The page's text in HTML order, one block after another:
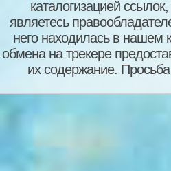
каталогизацией
являетесь
него находилась в нашем
обмена на трекере
их содержание.